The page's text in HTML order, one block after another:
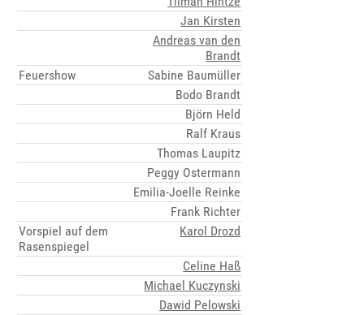
Jan Kirsten
Andreas van den
Brandt
Feuershow
Sabine Baumüller
Bodo Brandt
Björn Held
Ralf Kraus
Thomas Laupitz
Peggy Ostermann
Emilia-Joelle Reinke
Frank Richter
Vorspiel auf dem
Rasenspiegel
Karol Drozd
Celine Haß
Michael Kuczynski
Dawid Pelowski